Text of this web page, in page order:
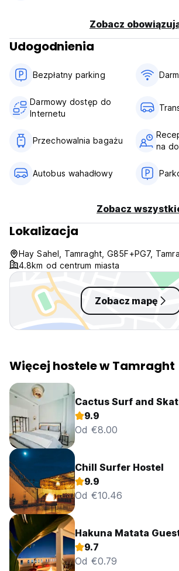
Breakfast not included.
General:
24 hour Reception.
Zobacz
Udogodnienia
Bezpłatny parking
Darmowy dostęp do
Internetu
Przechowalnia bagażu
na
Autobus wahadłowy
Zobacz
Lokalizacja
Hay Sahel, Tamraght, G85F+PG7,
4.8km od centrum miasta
Zobacz mapę
Więcej hostele w Tamraght
Cactus Surf and
9.9
Od €8.00
Chill Surfer Hostel
9.9
Od €10.46
Hakuna Matata
9.7
Od €0.79